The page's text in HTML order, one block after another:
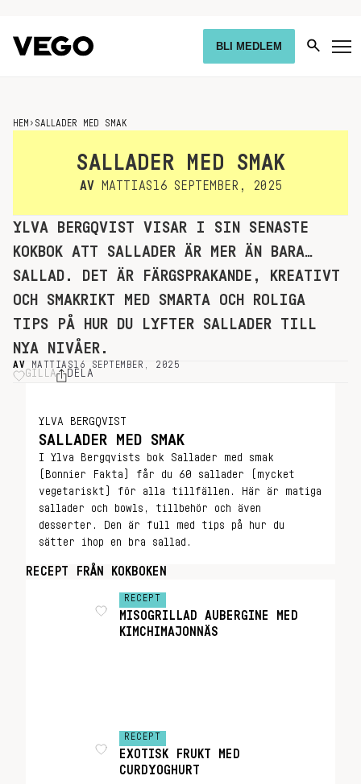
BLI MEDLEM
HEM › SALLADER MED SMAK
SALLADER MED SMAK
AV MATTIAS 16 SEPTEMBER, 2025
YLVA BERGQVIST VISAR I SIN SENASTE
KOKBOK ATT SALLADER ÄR MER ÄN BARA…
SALLAD. DET ÄR FÄRGSPRAKANDE, KREATIVT
OCH SMAKRIKT MED SMARTA OCH ROLIGA
TIPS PÅ HUR DU LYFTER SALLADER TILL
NYA NIVÅER.
AV MATTIAS16 SEPTEMBER, 2025
GILLA DELA
YLVA BERGQVIST
SALLADER MED SMAK
I Ylva Bergqvists bok Sallader med smak
(Bonnier Fakta) får du 60 sallader (mycket
vegetariskt) för alla tillfällen. Här är matiga
sallader och bowls, tillbehör och även
desserter. Den är full med tips på hur du
sätter ihop en bra sallad.
RECEPT FRÅN KOKBOKEN
RECEPT
MISOGRILLAD AUBERGINE MED
KIMCHIMAJONNÄS
RECEPT
EXOTISK FRUKT MED
CURDYOGHURT